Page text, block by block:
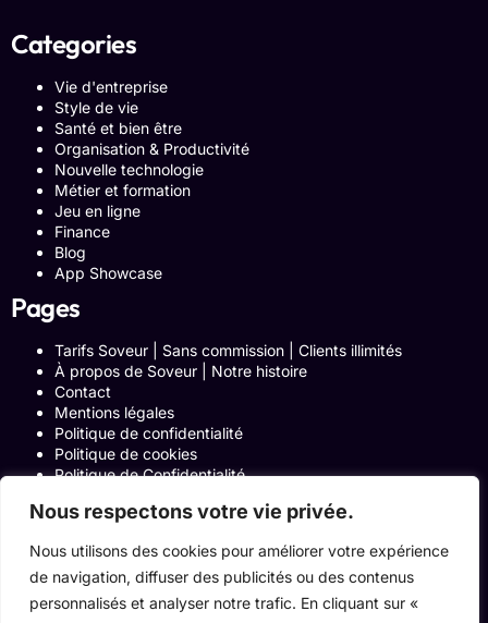
Nous respectons votre vie privée.
Nous utilisons des cookies pour améliorer votre expérience
de navigation, diffuser des publicités ou des contenus
personnalisés et analyser notre trafic. En cliquant sur «
Categories
Vie d'entreprise
Style de vie
Santé et bien être
Organisation & Productivité
Nouvelle technologie
Métier et formation
Jeu en ligne
Finance
Blog
App Showcase
Pages
Tarifs Soveur | Sans commission | Clients illimités
À propos de Soveur | Notre histoire
Contact
Mentions légales
Politique de confidentialité
Politique de cookies
Politique de Confidentialité
Blog
Programme Affiliation
Conditions générales d’utilisation
ACCUEIL